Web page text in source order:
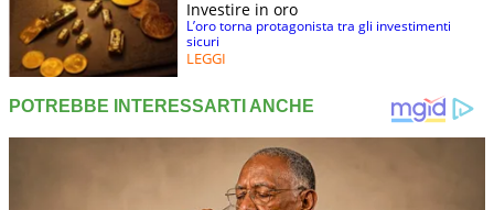
Investire in oro
L’oro torna protagonista tra gli investimenti
sicuri
LEGGI